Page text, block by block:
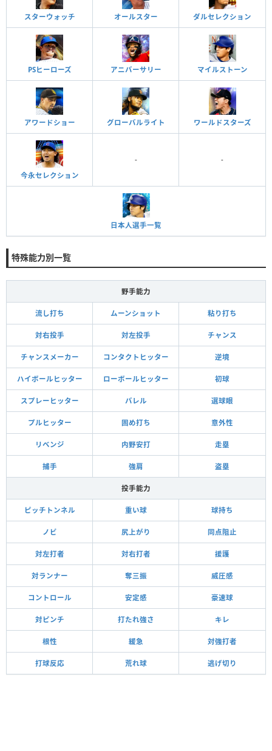
スターウォッチ オールスター ダルセレクション
PSヒーローズ アニバーサリー マイルストーン
アワードショー グローバルライト ワールドスターズ
今永セレクション
- -
日本人選手一覧
特殊能力別一覧
野手能力
流し打ち ムーンショット 粘り打ち
対右投手 対左投手 チャンス
チャンスメーカー コンタクトヒッター 逆境
ハイボールヒッター ローボールヒッター 初球
スプレーヒッター バレル 選球眼
プルヒッター 固め打ち 意外性
リベンジ 内野安打 走塁
捕手 強肩 盗塁
投手能力
ピッチトンネル 重い球 球持ち
ノビ 尻上がり 同点阻止
対左打者 対右打者 援護
対ランナー 奪三振 威圧感
コントロール 安定感 豪速球
対ピンチ 打たれ強さ キレ
根性 緩急 対強打者
打球反応 荒れ球 逃げ切り